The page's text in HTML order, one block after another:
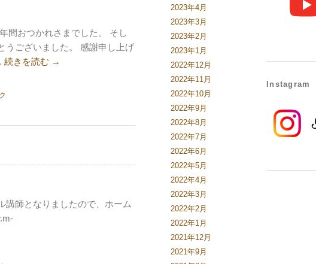
間おつかれさまでした。 そし
うございました。 感謝申し上げ
続きを読む →
講師となりましたので、ホーム
2023年4月
2023年3月
2023年2月
2023年1月
2022年12月
2022年11月
2022年10月
2022年9月
2022年8月
2022年7月
2022年6月
2022年5月
2022年4月
2022年3月
2022年2月
2022年1月
2021年12月
2021年9月
Instagram